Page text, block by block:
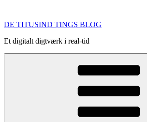
indhold
DE TITUSIND TINGS BLOG
Et digitalt digtværk i real-tid